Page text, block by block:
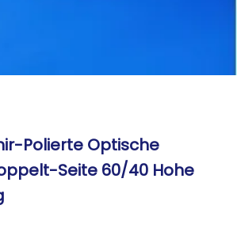
Polierte Optische
Seite 60/40 Hohe